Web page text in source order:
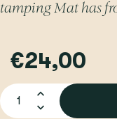
tamping Mat has
€24,00